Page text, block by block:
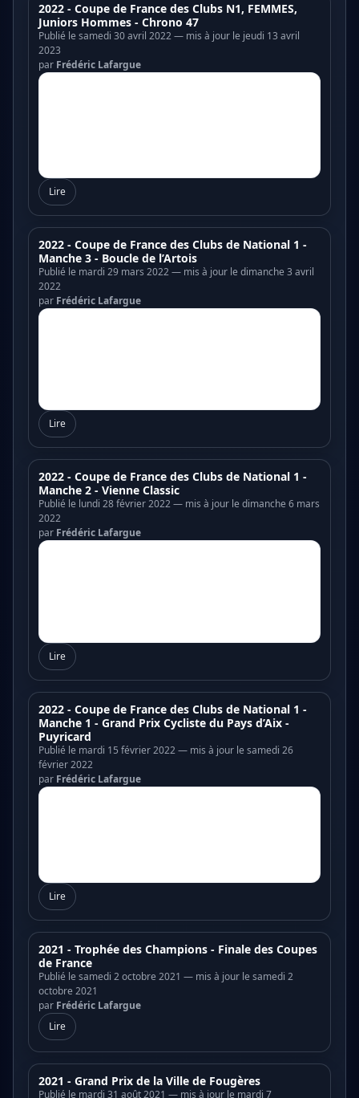
2022 - Coupe de France des Clubs N1, FEMMES,
Juniors Hommes - Chrono 47
Publié le samedi 30 avril 2022 — mis à jour le jeudi 13 avril
2023
par Frédéric Lafargue
Lire
2022 - Coupe de France des Clubs de National 1 -
Manche 3 - Boucle de l’Artois
Publié le mardi 29 mars 2022 — mis à jour le dimanche 3 avril
2022
par Frédéric Lafargue
Lire
2022 - Coupe de France des Clubs de National 1 -
Manche 2 - Vienne Classic
Publié le lundi 28 février 2022 — mis à jour le dimanche 6 mars
2022
par Frédéric Lafargue
Lire
2022 - Coupe de France des Clubs de National 1 -
Manche 1 - Grand Prix Cycliste du Pays d’Aix -
Puyricard
Publié le mardi 15 février 2022 — mis à jour le samedi 26
février 2022
par Frédéric Lafargue
Lire
2021 - Trophée des Champions - Finale des Coupes
de France
Publié le samedi 2 octobre 2021 — mis à jour le samedi 2
octobre 2021
par Frédéric Lafargue
Lire
2021 - Grand Prix de la Ville de Fougères
Publié le mardi 31 août 2021 — mis à jour le mardi 7